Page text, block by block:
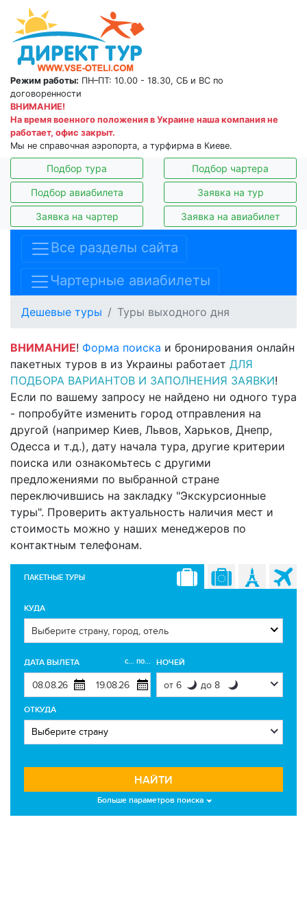
Режим работы: ПН–ПТ: 10.00 - 18.30, СБ и ВС по
договоренности
ВНИМАНИЕ!
На время военного положения в Украине наша компания не
работает, офис закрыт.
Мы не справочная аэропорта, а турфирма в Киеве.
Подбор тура Подбор чартера
Подбор авиабилета Заявка на тур
Заявка на чартер Заявка на авиабилет
Все разделы сайта
Чартерные авиабилеты
Дешевые туры Туры выходного дня
ВНИМАНИЕ! Форма поиска и бронирования онлайн
пакетных туров в из Украины работает ДЛЯ
ПОДБОРА ВАРИАНТОВ И ЗАПОЛНЕНИЯ ЗАЯВКИ!
Если по вашему запросу не найдено ни одного тура
- попробуйте изменить город отправления на
другой (например Киев, Львов, Харьков, Днепр,
Одесса и т.д.), дату начала тура, другие критерии
поиска или ознакомьтесь с другими
предложениями по выбранной стране
переключившись на закладку "Экскурсионные
туры". Проверить актуальность наличия мест и
стоимость можно у наших менеджеров по
контактным телефонам.
ПАКЕТНЫЕ ТУРЫ
КУДА
ДАТА ВЫЛЕТА с... по... НОЧЕЙ
ОТКУДА
НАЙТИ
Больше параметров поиска